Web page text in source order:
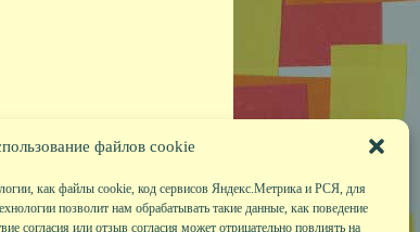
файлов cookie
как файлы cookie, код сервисов Яндекс.Метрика и РСЯ, для
позволит нам обрабатывать такие данные, как поведение
согласия или отзыв согласия может отрицательно повлиять на